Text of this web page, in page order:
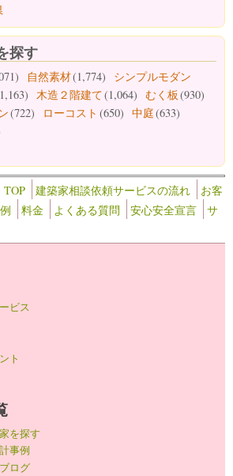
探す
自然素材(1,774)
シンプルモダン
木造２階建て(1,064) むく板 (930)
(722) ローコスト (650) 中庭(633)
TOP 建築家相談依頼サービスの流れ
お客
料金 よくある質問 安心安全宣言
サ
ビス
ト
を探す
事例
ログ